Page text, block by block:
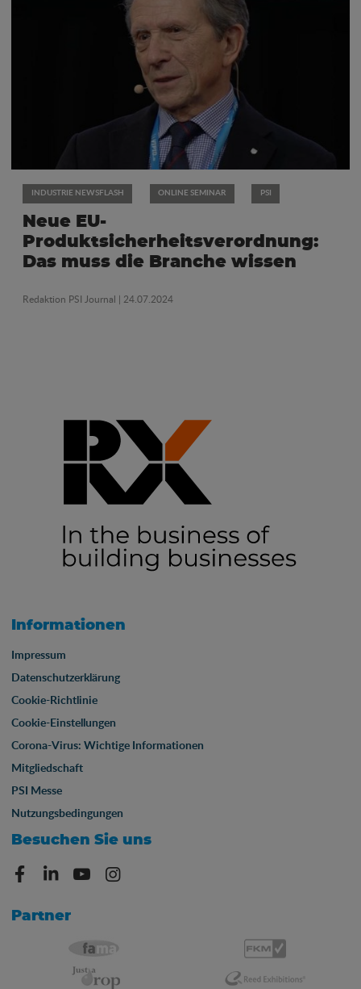
INDUSTRIE NEWSFLASH ONLINE SEMINAR PSI
Neue EU-
Produktsicherheitsverordnung:
Das muss die Branche wissen
Redaktion PSI Journal | 24.07.2024
Informationen
Impressum
Datenschutzerklärung
Cookie-Richtlinie
Cookie-Einstellungen
Corona-Virus: Wichtige Informationen
Mitgliedschaft
PSI Messe
Nutzungsbedingungen
Besuchen Sie uns
Partner